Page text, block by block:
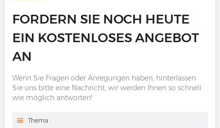
FORDERN SIE NOCH HEUTE
EIN KOSTENLOSES ANGEBOT
AN
Wenn Sie Fragen oder Anregungen haben, hinterlassen
Sie uns bitte eine Nachricht, wir werden Ihnen so schnell
wie möglich antworten!
Thema :